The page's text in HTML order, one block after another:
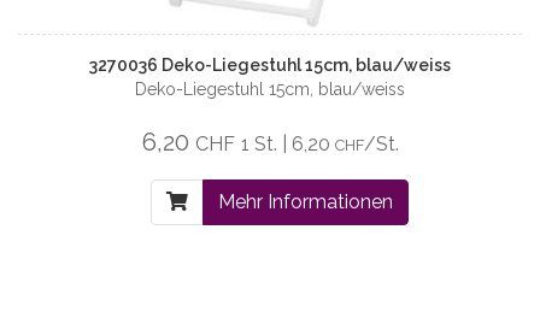
3270036 Deko-Liegestuhl 15cm, blau/weiss
Deko-Liegestuhl 15cm, blau/weiss
6,20 CHF 1 St. | 6,20 CHF/St.
Mehr Informationen